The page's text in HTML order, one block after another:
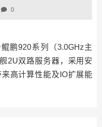
0
鹏920系列（3.0GHz主
2U双路服务器，采用安
高计算性能及IO扩展能